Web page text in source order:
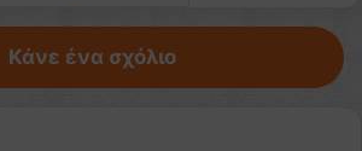
Κάνε ένα σχόλιο